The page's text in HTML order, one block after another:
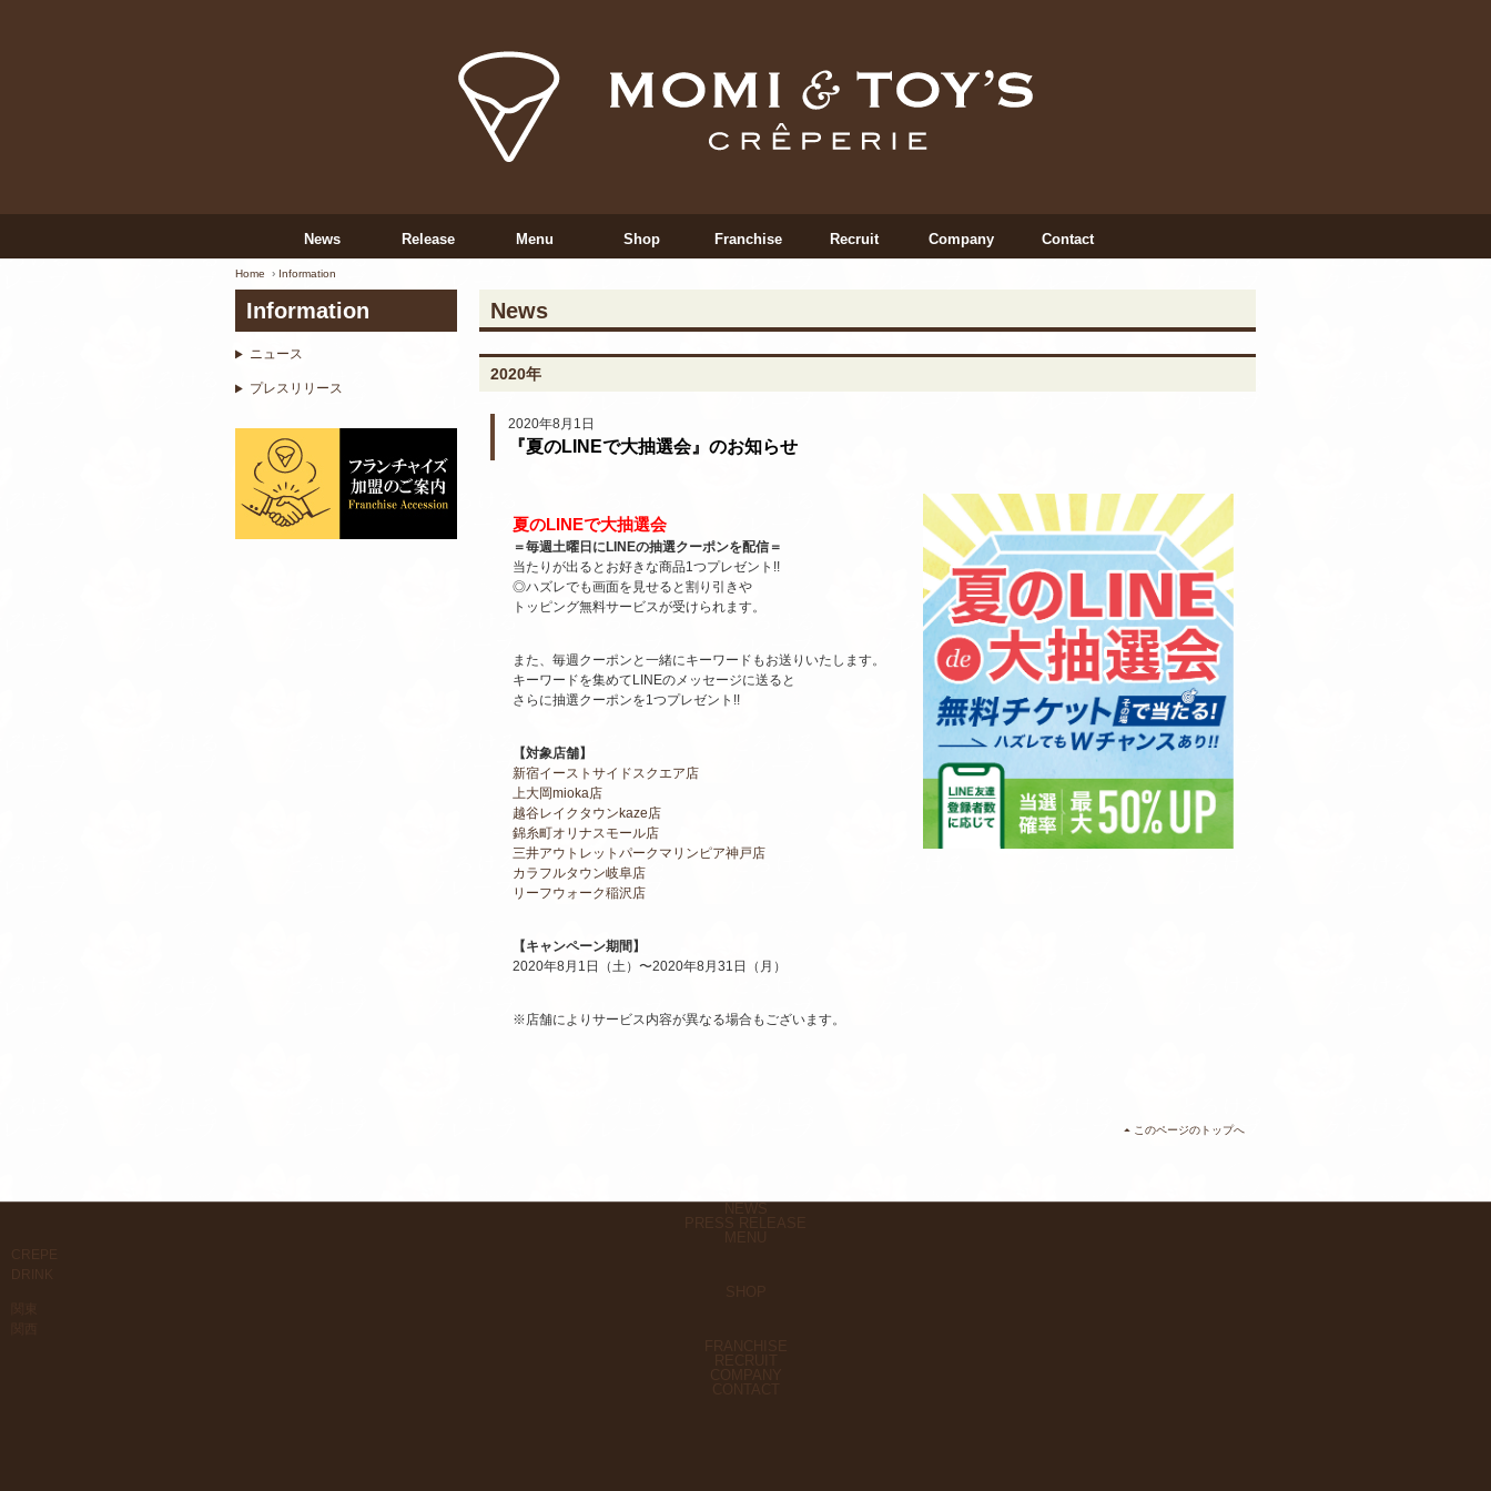
News Release Menu Shop Franchise Recruit Company Contact
Home Information
Information
ニュース
プレスリリース
News
2020年
2020年8月1日
『夏のLINEで大抽選会』のお知らせ
夏のLINEで大抽選会
＝毎週土曜日にLINEの抽選クーポンを配信＝
当たりが出るとお好きな商品1つプレゼント!!
◎ハズレでも画面を見せると割り引きや
トッピング無料サービスが受けられます。
また、毎週クーポンと一緒にキーワードもお送りいたします。
キーワードを集めてLINEのメッセージに送ると
さらに抽選クーポンを1つプレゼント!!
【対象店舗】
新宿イーストサイドスクエア店
上大岡mioka店
越谷レイクタウンkaze店
錦糸町オリナスモール店
三井アウトレットパークマリンピア神戸店
カラフルタウン岐阜店
リーフウォーク稲沢店
【キャンペーン期間】
2020年8月1日（土）〜2020年8月31日（月）
※店舗によりサービス内容が異なる場合もございます。
このページのトップへ